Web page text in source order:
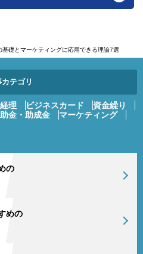
基礎とマーケティングに応用できる理論7選
テゴリ
理 ビジネスカード
資金繰り
金・助成金
マーケティング
の
めの